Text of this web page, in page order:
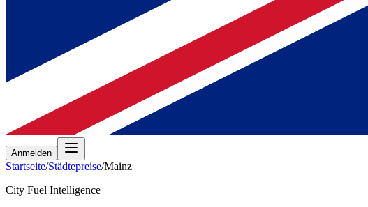
Anmelden
Startseite/Städtepreise/Mainz
City Fuel Intelligence